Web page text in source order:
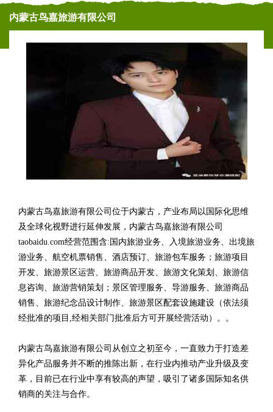
内蒙古鸟嘉旅游有限公司
内蒙古鸟嘉旅游有限公司位于内蒙古，产业布局以国际化思维
及全球化视野进行延伸发展，内蒙古鸟嘉旅游有限公司
taobaidu.com经营范围含:国内旅游业务、入境旅游业务、出境旅
游业务、航空机票销售、酒店预订、旅游包车服务；旅游项目
开发、旅游景区运营、旅游商品开发、旅游文化策划、旅游信
息咨询、旅游营销策划；景区管理服务、导游服务、旅游商品
销售、旅游纪念品设计制作、旅游景区配套设施建设（依法须
经批准的项目,经相关部门批准后方可开展经营活动）。。
内蒙古鸟嘉旅游有限公司从创立之初至今，一直致力于打造差
异化产品服务并不断的推陈出新，在行业内推动产业升级及变
革，目前已在行业中享有较高的声望，吸引了诸多国际知名供
销商的关注与合作。